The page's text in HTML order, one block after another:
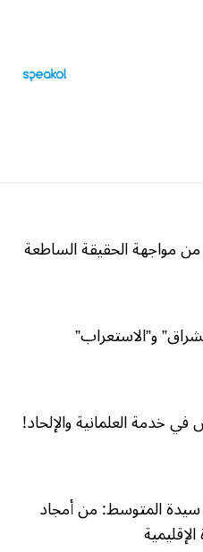
من مواجهة الحقيقة الساطعة
و”الاستعراب”
خدمة العلمانية والإلحاد!
سيدة المتوسط: من أمجاد